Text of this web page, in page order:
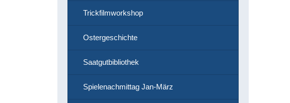
Trickfilmworkshop
Ostergeschichte
Saatgutbibliothek
Spielenachmittag Jan-März